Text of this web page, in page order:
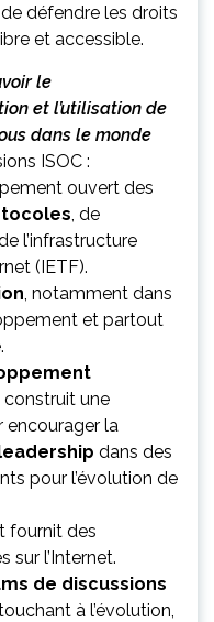
défendre les droits
et accessible.
le
et l’utilisation de
dans le monde
ISOC :
ouvert des
, de
l’infrastructure
(IETF).
, notamment dans
et partout
construit une
la
dans des
pour l’évolution de
fournit des
sur l’Internet.
de discussions
à l’évolution,